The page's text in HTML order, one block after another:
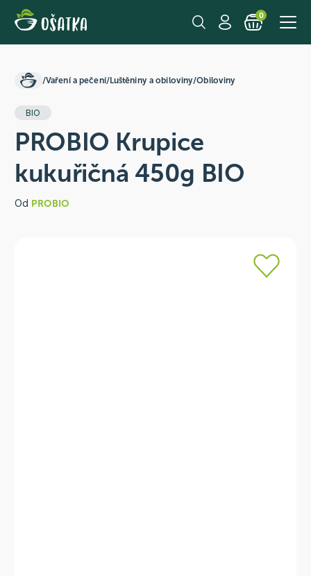
0
/Vaření a pečení/Luštěniny a obiloviny/Obiloviny
BIO
PROBIO Krupice
kukuřičná 450g BIO
Od PROBIO